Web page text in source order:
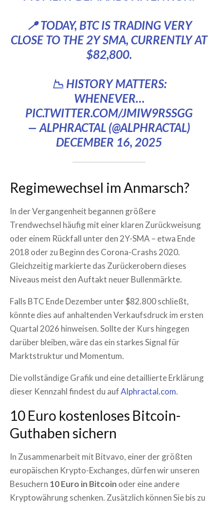
📍 TODAY, BTC IS TRADING VERY
CLOSE TO THE 2Y SMA, CURRENTLY AT
$82,800.
📉 HISTORY MATTERS:
WHENEVER…
PIC.TWITTER.COM/JMIW9RSSGG
— ALPHRACTAL (@ALPHRACTAL)
DECEMBER 16, 2025
Regimewechsel im Anmarsch?
In der Vergangenheit begannen größere
Trendwechsel häufig mit einer klaren Zurückweisung
oder einem Rückfall unter den 2Y-SMA – etwa Ende
2018 oder zu Beginn des Corona-Crashs 2020.
Gleichzeitig markierte das Zurückerobern dieses
Niveaus meist den Auftakt neuer Bullenmärkte.
Falls BTC Ende Dezember unter $82.800 schließt,
könnte dies auf anhaltenden Verkaufsdruck im ersten
Quartal 2026 hinweisen. Sollte der Kurs hingegen
darüber bleiben, wäre das ein starkes Signal für
Marktstruktur und Momentum.
Die vollständige Grafik und eine detaillierte Erklärung
dieser Kennzahl findest du aufAlphractal.com.
10 Euro kostenloses Bitcoin-
Guthaben sichern
In Zusammenarbeit mit Bitvavo, einer der größten
europäischen Krypto-Exchanges, dürfen wir unseren
Besuchern 10 Euro in Bitcoin oder eine andere
Kryptowährung schenken. Zusätzlich können Sie bis zu